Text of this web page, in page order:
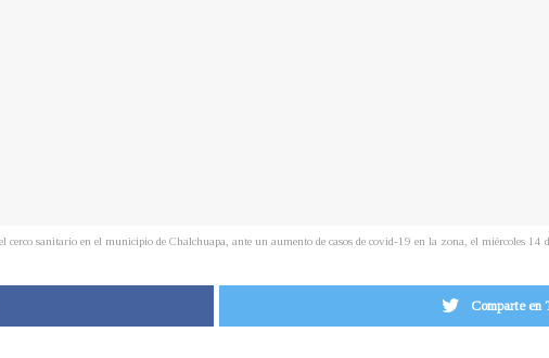
sanitario en el municipio de Chalchuapa, ante un aumento de casos de covid-19 en la zona, el miércoles 14
Comparte en